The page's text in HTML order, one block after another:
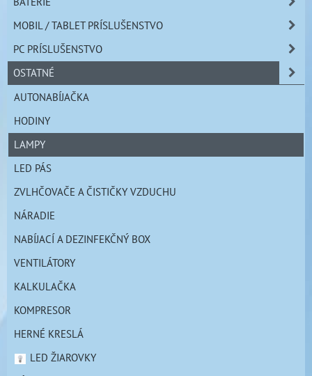
MOBIL / TABLET PRÍSLUŠENSTVO
PC PRÍSLUŠENSTVO
OSTATNÉ
AUTONABÍJAČKA
HODINY
LAMPY
LED PÁS
ZVLHČOVAČE A ČISTIČKY VZDUCHU
NÁRADIE
NABÍJACÍ A DEZINFEKČNÝ BOX
VENTILÁTORY
KALKULAČKA
KOMPRESOR
HERNÉ KRESLÁ
LED ŽIAROVKY